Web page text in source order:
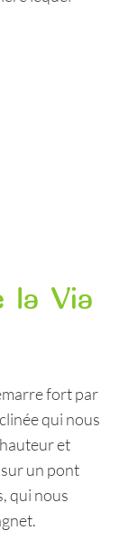
la Via
fort par
qui nous
et
un pont
qui nous